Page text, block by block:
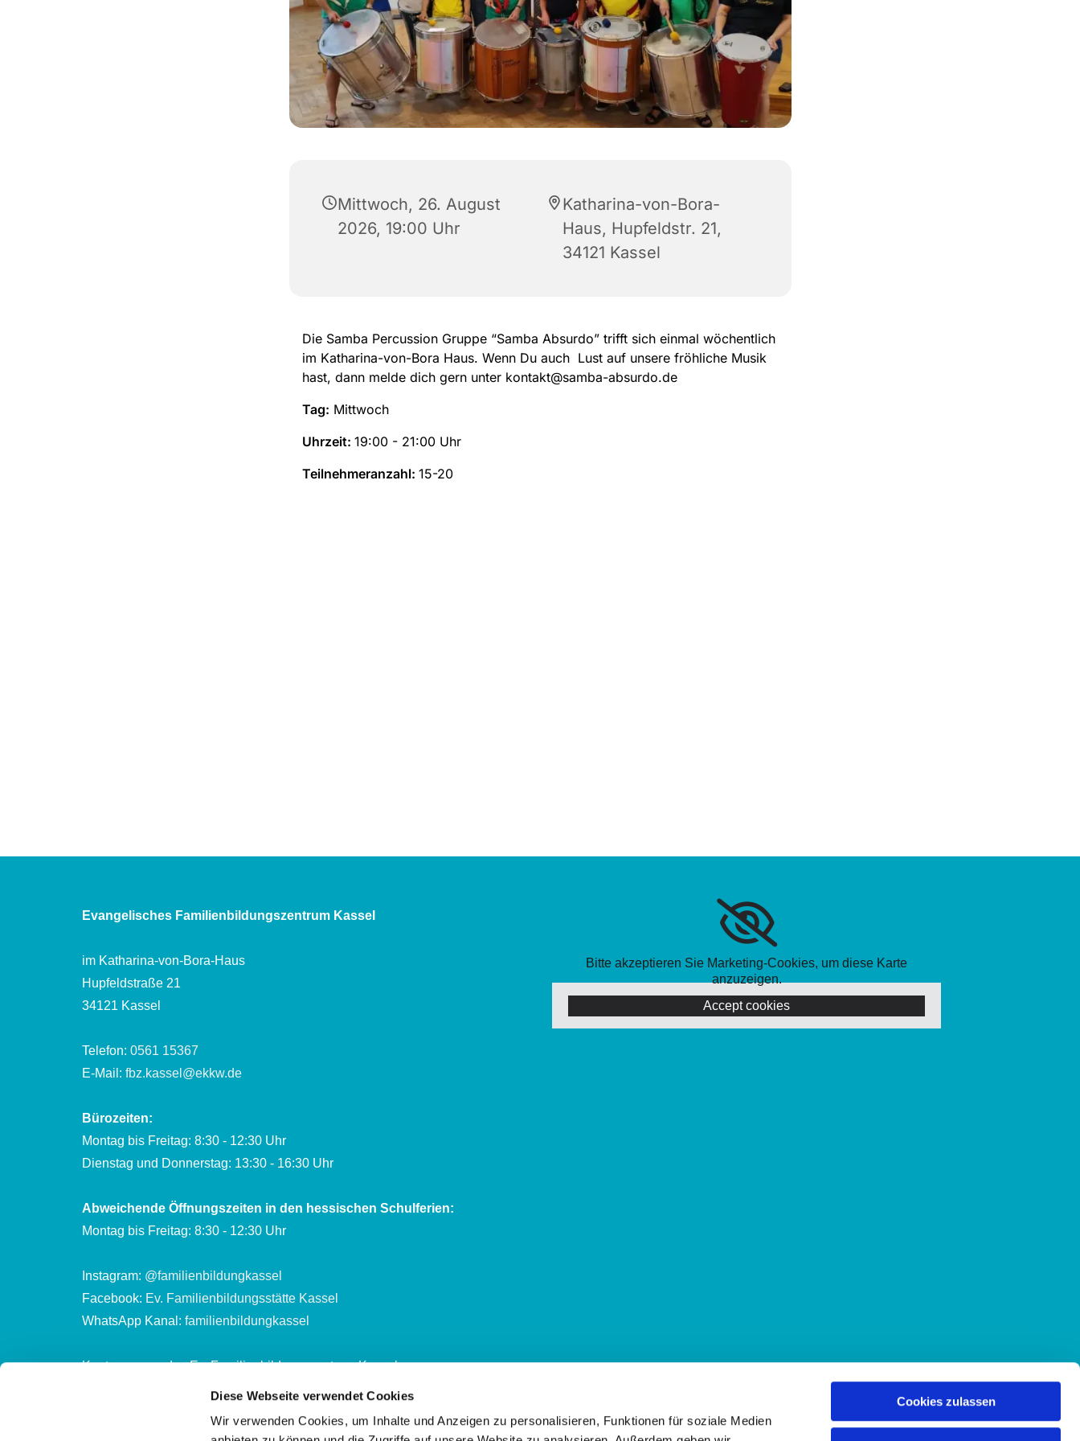
Diese Webseite verwendet Cookies
Wir verwenden Cookies, um Inhalte und Anzeigen zu personalisieren, Funktionen für soziale Medien
Cookies zulassen
Mittwoch, 26. August
2026, 19:00 Uhr
Katharina-von-Bora-
Haus, Hupfeldstr. 21,
34121 Kassel
Die Samba Percussion Gruppe “Samba Absurdo” trifft sich einmal wöchentlich
im Katharina-von-Bora Haus. Wenn Du auch Lust auf unsere fröhliche Musik
hast, dann melde dich gern unter kontakt@samba-absurdo.de
Tag: Mittwoch
Uhrzeit: 19:00 - 21:00 Uhr
Teilnehmeranzahl: 15-20
Evangelisches Familienbildungszentrum Kassel
im Katharina-von-Bora-Haus
Hupfeldstraße 21
34121 Kassel
Telefon: 0561 15367
E-Mail: fbz.kassel@ekkw.de
Bürozeiten:
Montag bis Freitag: 8:30 - 12:30 Uhr
Dienstag und Donnerstag: 13:30 - 16:30 Uhr
Abweichende Öffnungszeiten in den hessischen Schulferien:
Montag bis Freitag: 8:30 - 12:30 Uhr
Instagram: @familienbildungkassel
Facebook: Ev. Familienbildungsstätte Kassel
WhatsApp Kanal: familienbildungkassel
Kontonummer des Ev. Familienbildungszentrum Kassel:
Evang. Stadtkirchenkreis Kassel
Bitte akzeptieren Sie Marketing-Cookies, um diese Karte
anzuzeigen.
Accept cookies